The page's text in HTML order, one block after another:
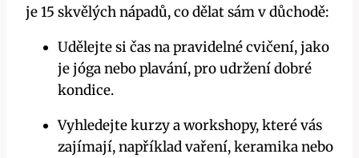
je 15 skvělých nápadů, co dělat sám v důchodě:
Udělejte si čas na pravidelné cvičení, jako
je jóga nebo plavání, pro udržení dobré
kondice.
Vyhledejte kurzy a workshopy, které vás
zajímají, například vaření, keramika nebo